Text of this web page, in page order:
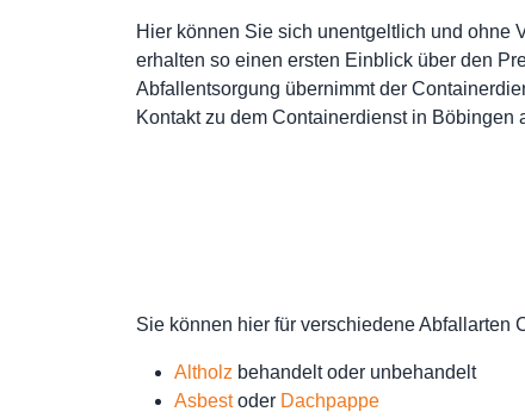
Hier können Sie sich unentgeltlich und ohne
erhalten so einen ersten Einblick über den
Abfallentsorgung übernimmt der
Kontakt zu dem Containerdienst in
Sie können hier für verschiedene Abfallarten
Altholz behandelt oder unbehandelt
Asbestoder Dachpappe